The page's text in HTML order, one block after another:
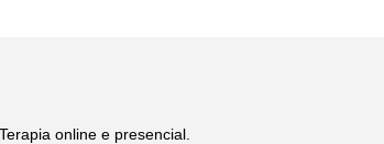
online e presencial.